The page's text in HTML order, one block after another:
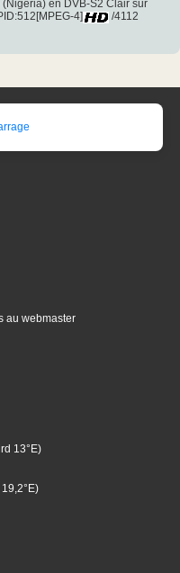
(Nigeria) en DVB-S2 Clair sur
4]
/4112
au webmaster
13°E)